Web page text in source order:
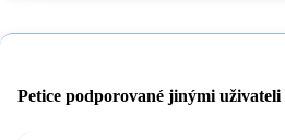
Petice podporované jinými uživateli